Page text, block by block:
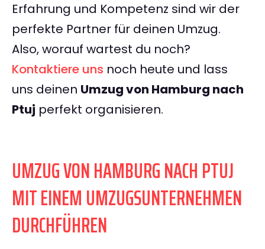
Erfahrung und Kompetenz sind wir der
perfekte Partner für deinen Umzug.
Also, worauf wartest du noch?
Kontaktiere uns noch heute und lass
uns deinen Umzug von Hamburg nach
Ptuj perfekt organisieren.
UMZUG VON HAMBURG NACH PTUJ
MIT EINEM UMZUGSUNTERNEHMEN
DURCHFÜHREN